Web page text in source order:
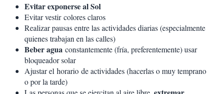
Evitar exponerse al Sol
Evitar vestir colores claros
Realizar pausas entre las actividades diarias (especialmente
quienes trabajan en las calles)
Beber agua constantemente (fría, preferentemente) usar
bloqueador solar
Ajustar el horario de actividades (hacerlas o muy temprano
o por la tarde)